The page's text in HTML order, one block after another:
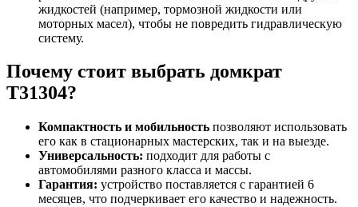
жидкостей (например, тормозной жидкости или
моторных масел), чтобы не повредить гидравлическую
систему.
Почему стоит выбрать домкрат
T31304?
Компактность и мобильность позволяют использовать
его как в стационарных мастерских, так и на выезде.
Универсальность: подходит для работы с
автомобилями разного класса и массы.
Гарантия: устройство поставляется с гарантией 6
месяцев, что подчеркивает его качество и надежность.